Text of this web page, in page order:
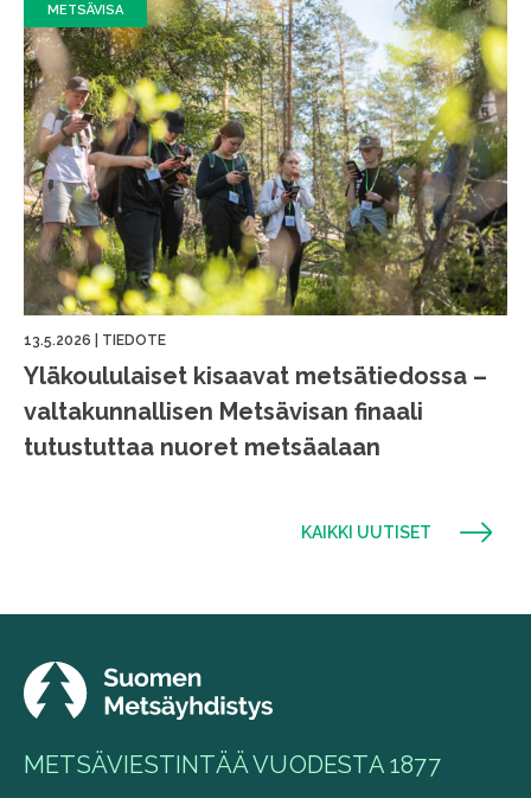
METSÄVISA
13.5.2026 TIEDOTE
Yläkoululaiset kisaavat metsätiedossa –
valtakunnallisen Metsävisan finaali
tutustuttaa nuoret metsäalaan
KAIKKI UUTISET
METSÄVIESTINTÄÄ VUODESTA 1877